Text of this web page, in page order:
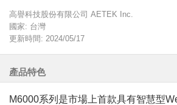
高譽科技股份有限公司 AETEK Inc.
國家: 台灣
更新時間: 2024/05/17
產品特色
M6000系列是市場上首款具有智慧型